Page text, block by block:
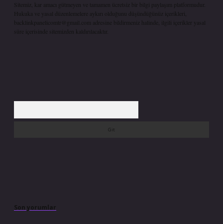
Sitemiz, kar amacı gütmeyen ve tamamen ücretsiz bir bilgi paylaşım platformudur.
Hukuka ve yasal düzenlemelere aykırı olduğunu düşündüğünüz içerikleri,
backlinkpanelicomtr@gmail.com
adresine bildirmeniz halinde, ilgili içerikler yasal
süre içerisinde sitemizden kaldırılacaktır.
Son yorumlar